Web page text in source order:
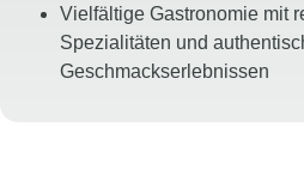
Vielfältige Gastronomie mit
Spezialitäten und
Geschmackserlebnissen